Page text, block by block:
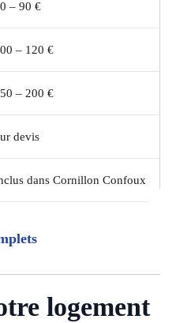
– 90 €
– 120 €
– 200 €
devis
dans Cornillon Confoux
logement